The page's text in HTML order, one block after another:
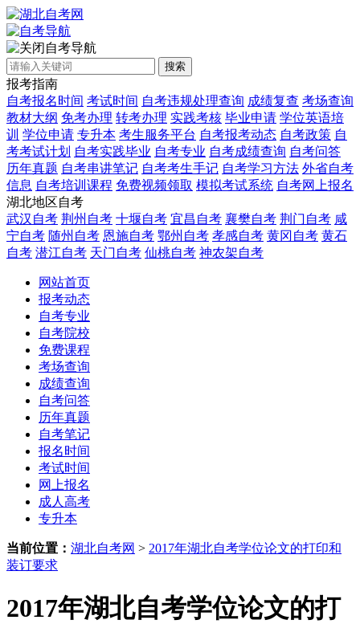
自考导航
搜索
报考指南
自考报名时间 考试时间 自考违规处理查询 成绩复查 考场查询
教材大纲 免考办理 转考办理 实践考核 毕业申请 学位英语培
训 学位申请 专升本 考生服务平台 自考报考动态 自考政策 自
考考试计划 自考实践毕业 自考专业 自考成绩查询 自考问答
历年真题 自考串讲笔记 自考考生手记 自考学习方法 外省自考
信息 自考培训课程 免费视频领取 模拟考试系统 自考网上报名
湖北地区自考
武汉自考 荆州自考 十堰自考 宜昌自考 襄樊自考 荆门自考 咸
宁自考 随州自考 恩施自考 鄂州自考 孝感自考 黄冈自考 黄石
自考 潜江自考 天门自考 仙桃自考 神农架自考
网站首页
报考动态
自考专业
自考院校
免费课程
考场查询
成绩查询
自考问答
历年真题
自考笔记
报名时间
考试时间
网上报名
成人高考
专升本
当前位置： 湖北自考网 > 2017年湖北自考学位论文的打印和
装订要求
2017年湖北自考学位论文的打